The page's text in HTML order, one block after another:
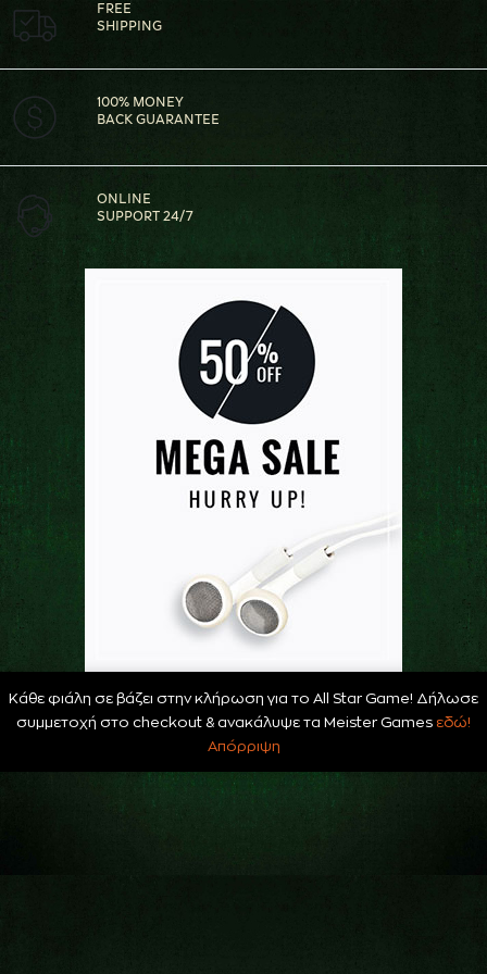
FREE
SHIPPING
100% MONEY
BACK GUARANTEE
ONLINE
SUPPORT 24/7
Κάθε φιάλη σε βάζει στην κλήρωση για το All Star Game! Δήλωσε
συμμετοχή στο checkout & ανακάλυψε τα Meister Games εδώ!
Απόρριψη